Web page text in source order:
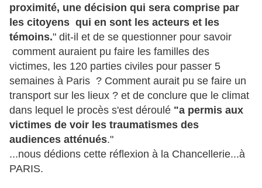
proximité, une décision qui sera comprise par
les citoyens qui en sont les acteurs et les
témoins." dit-il et de se questionner pour savoir
comment auraient pu faire les familles des
victimes, les 120 parties civiles pour passer 5
semaines à Paris ? Comment aurait pu se faire un
transport sur les lieux ? et de conclure que le climat
dans lequel le procès s'est déroulé "a permis aux
victimes de voir les traumatismes des
audiences atténués."
...nous dédions cette réflexion à la Chancellerie...à
PARIS.